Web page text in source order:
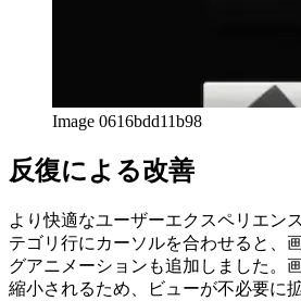
反復による改善
より快適なユーザーエクスペリエン